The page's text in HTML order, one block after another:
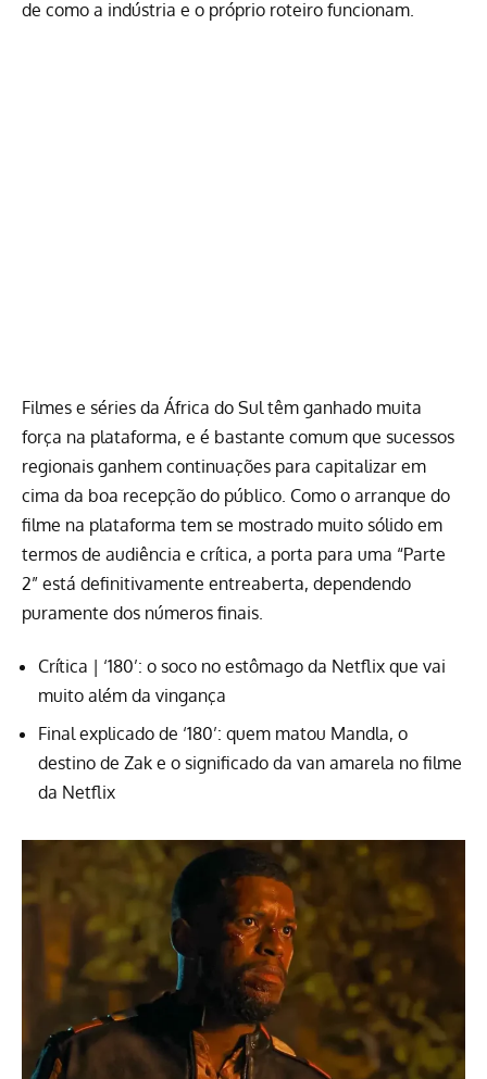
de como a indústria e o próprio roteiro funcionam.
Filmes e séries da África do Sul têm ganhado muita
força na plataforma, e é bastante comum que sucessos
regionais ganhem continuações para capitalizar em
cima da boa recepção do público. Como o arranque do
filme na plataforma tem se mostrado muito sólido em
termos de audiência e crítica, a porta para uma “Parte
2” está definitivamente entreaberta, dependendo
puramente dos números finais.
Crítica | ‘180’: o soco no estômago da Netflix que vai
muito além da vingança
Final explicado de ‘180’: quem matou Mandla, o
destino de Zak e o significado da van amarela no filme
da Netflix